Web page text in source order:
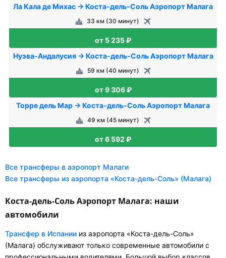
Ла Кала де Михас → Коста-дель-Соль Аэропорт Малага
33 км (30 минут)
от 5 235 ₽
Нуэва-Андалусия → Коста-дель-Соль Аэропорт Малага
59 км (40 минут)
от 9 306 ₽
Торре дель Мар → Коста-дель-Соль Аэропорт Малага
49 км (45 минут)
от 6 592 ₽
Все трансферы в аэропорт Малаги
Все трансферы из аэропорта «Коста-дель-Соль» (Малага)
Коста-дель-Соль Аэропорт Малага: наши
автомобили
Трансфер в Испании из аэропорта «Коста-дель-Соль»
(Малага) обслуживают только современные автомобили с